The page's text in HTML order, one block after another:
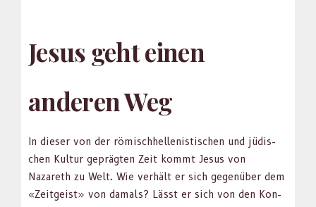
Jesus geht einen
anderen Weg
In dieser von der römis­chhel­lenis­tis­chen und jüdis­
chen Kul­tur geprägten Zeit kommt Jesus von
Nazareth zu Welt. Wie ver­hält er sich gegenüber dem
«Zeit­geist» von damals? Lässt er sich von den Kon­